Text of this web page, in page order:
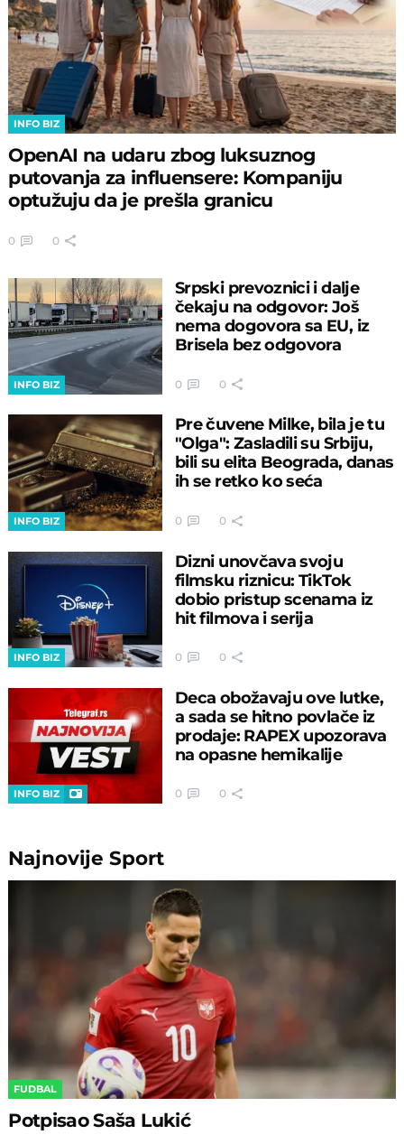
INFO BIZ
OpenAI na udaru zbog luksuznog
putovanja za influensere: Kompaniju
optužuju da je prešla granicu
0 0
INFO BIZ
Srpski prevoznici i dalje
čekaju na odgovor: Još
nema dogovora sa EU, iz
Brisela bez odgovora
0 0
INFO BIZ
Pre čuvene Milke, bila je tu
"Olga": Zasladili su Srbiju,
bili su elita Beograda, danas
ih se retko ko seća
0 0
INFO BIZ
Dizni unovčava svoju
filmsku riznicu: TikTok
dobio pristup scenama iz
hit filmova i serija
0 0
INFO BIZ
Deca obožavaju ove lutke,
a sada se hitno povlače iz
prodaje: RAPEX upozorava
na opasne hemikalije
0 0
NajnovijeSport
FUDBAL
Potpisao Saša Lukić